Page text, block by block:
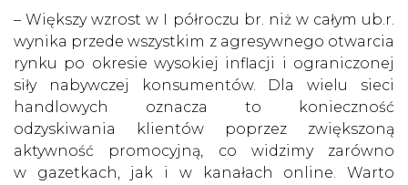
– Większy wzrost w I półroczu br. niż w całym ub.r.
wynika przede wszystkim z agresywnego otwarcia
rynku po okresie wysokiej inflacji i ograniczonej
siły nabywczej konsumentów. Dla wielu sieci
handlowych oznacza to konieczność
odzyskiwania klientów poprzez zwiększoną
aktywność promocyjną, co widzimy zarówno
w gazetkach, jak i w kanałach online. Warto